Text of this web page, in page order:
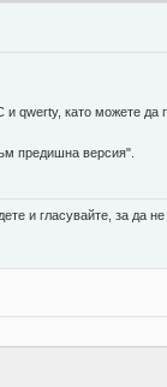
qwerty, като можете да
предишна версия".
и гласувайте, за да